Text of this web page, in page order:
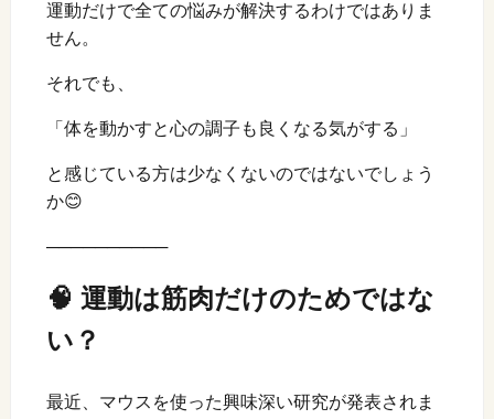
運動だけで全ての悩みが解決するわけではありま
せん。
それでも、
「体を動かすと心の調子も良くなる気がする」
と感じている方は少なくないのではないでしょう
か😊
──────────
🧠 運動は筋肉だけのためではな
い？
最近、マウスを使った興味深い研究が発表されま